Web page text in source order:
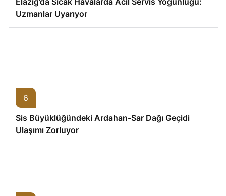
Uzmanlar Uyarıyor
6
Sis Büyüklüğündeki Ardahan-Sar Dağı Geçidi
Ulaşımı Zorluyor